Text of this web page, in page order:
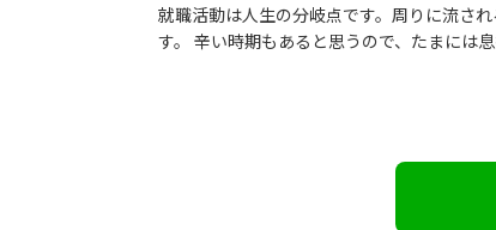
就職活動は人生の分岐点です。周りに流さ
す。 辛い時期もあると思うので、たまには